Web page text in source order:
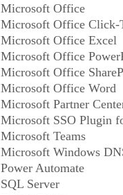
Microsoft Office
Microsoft Office Click-
Microsoft Office Excel
Microsoft Office
Microsoft Office
Microsoft Office Word
Microsoft Partner
Microsoft SSO Plugin
Microsoft Teams
Microsoft Windows
Power Automate
SQL Server